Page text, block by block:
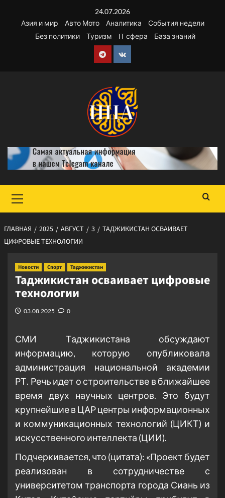
содержимому
24.07.2026
Азия и мир
Авто Мото Аналитика
События недели
Без политики
Туризм IT сфера База знаний
Telegram
VK
меню
ГЛАВНАЯ 2025 АВГУСТ 3
ТАДЖИКИСТАН ОСВАИВАЕТ
ЦИФРОВЫЕ ТЕХНОЛОГИИ
Новости Спорт Таджикистан
Таджикистан осваивает цифровые
технологии
03.08.2025 0
СМИ Таджикистана обсуждают
информацию, которую опубликовала
администрация национальной академии
РТ. Речь идет о строительстве в ближайшее
время двух научных центров. Это будут
крупнейшие в ЦАР центры информационных
и коммуникационных технологий (ЦИКТ) и
искусственного интеллекта (ЦИИ).
Подчеркивается, что (цитата): «Проект будет
реализован в сотрудничестве с
университетом транспорта города Сиань из